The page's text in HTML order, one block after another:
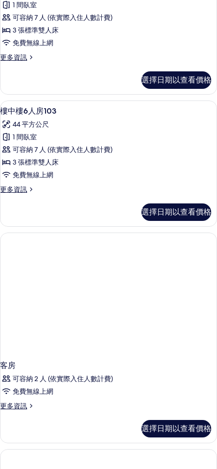
詳
情
中
樓
6
人
房
所
有
相
片
1 間臥室
可容納 7 人 (依實際入住人數計費)
3 張標準雙人床
免費無線上網
更多資訊
更
樓
6
人
102
的
詳
情
選擇日期以查看價格
顯
示
樓
中
樓
6
人
房
所
有
樓中樓6人房103 | 筆電工作空間、遮
6
樓中樓6人房103
44 平方公尺
1 間臥室
可容納 7 人 (依實際入住人數計費)
3 張標準雙人床
免費無線上網
更多資訊
更
樓
6
人
選擇日期以查看價格
客房
可容納 2 人 (依實際入住人數計費)
免費無線上網
更多資訊
更
的
詳
情
選擇日期以查看價格